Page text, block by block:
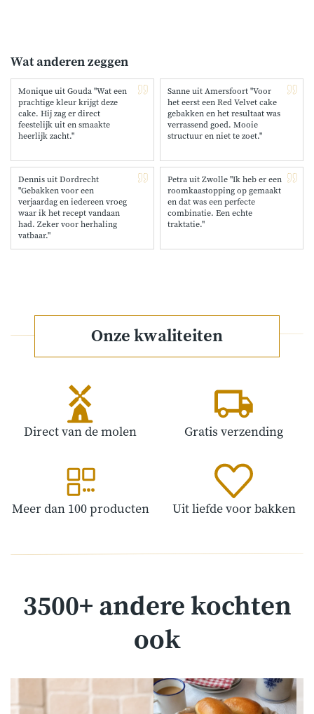
Wat anderen zeggen
Monique uit Gouda "Wat een
prachtige kleur krijgt deze
cake. Hij zag er direct
feestelijk uit en smaakte
heerlijk zacht."
Sanne uit Amersfoort "Voor
het eerst een Red Velvet cake
gebakken en het resultaat was
verrassend goed. Mooie
structuur en niet te zoet."
Dennis uit Dordrecht
"Gebakken voor een
verjaardag en iedereen vroeg
waar ik het recept vandaan
had. Zeker voor herhaling
vatbaar."
Petra uit Zwolle "Ik heb er een
roomkaastopping op gemaakt
en dat was een perfecte
combinatie. Een echte
traktatie."
Onze kwaliteiten
Direct van de molen Gratis verzending
Meer dan 100 producten Uit liefde voor bakken
3500+ andere kochten
ook